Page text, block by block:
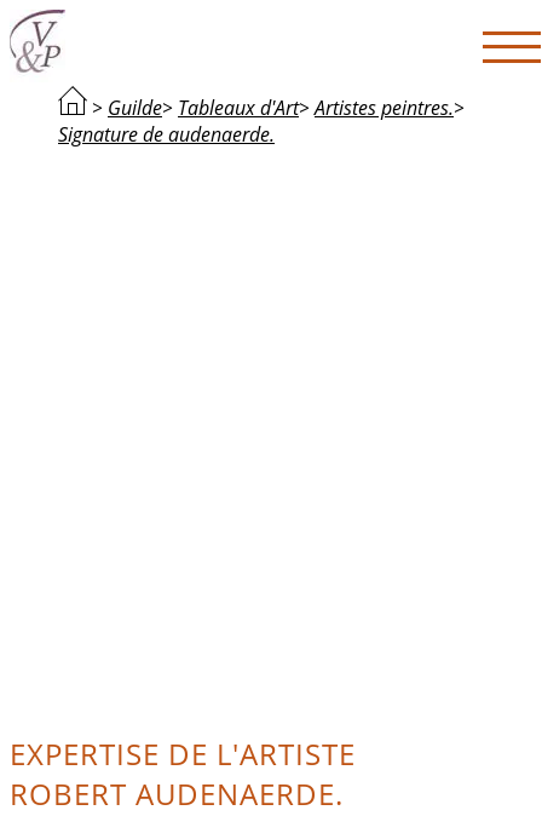
> Guilde> Tableaux d'Art>Artistes peintres.>
Signature de audenaerde.
EXPERTISE DE L'ARTISTE
ROBERT AUDENAERDE.